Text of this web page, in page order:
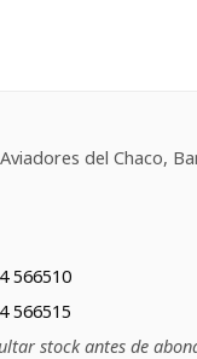
del Chaco,
566510
566515
stock antes de